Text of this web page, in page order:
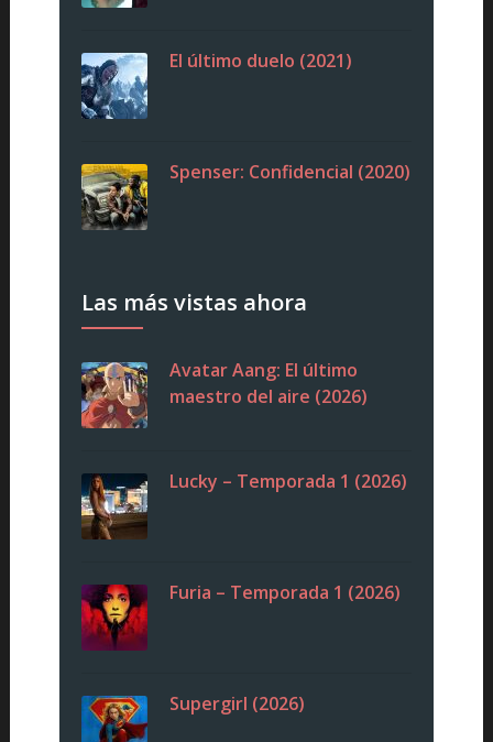
El último duelo (2021)
Spenser: Confidencial (2020)
Las más vistas ahora
Avatar Aang: El último
maestro del aire (2026)
Lucky – Temporada 1 (2026)
Furia – Temporada 1 (2026)
Supergirl (2026)